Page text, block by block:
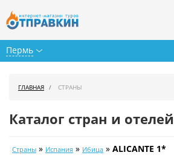
Пермь
Календарь туров
ГЛАВНАЯ СТРАНЫ
Каталог стран и отелей
Страны » Испания » Ибица » ALICANTE 1*